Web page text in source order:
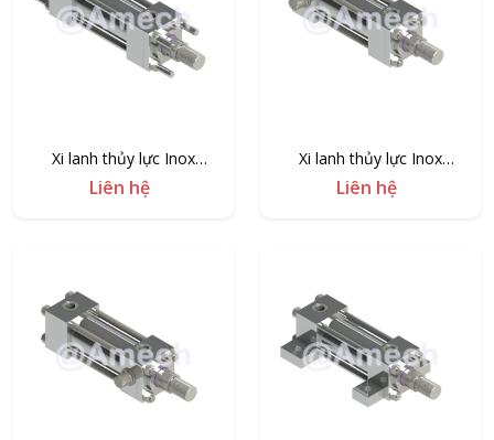
Xi lanh thủy lực Inox
AMB1/MX1-I
Liên hệ
Xi lanh thủy lực Inox
AMB1/MT2-I
Liên hệ